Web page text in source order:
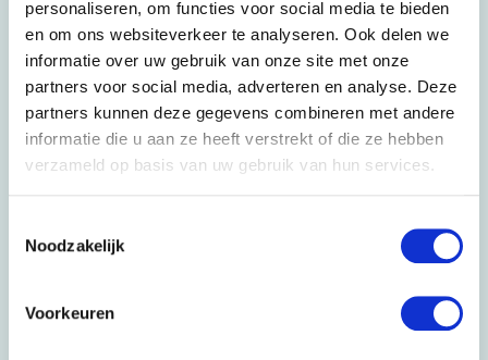
personaliseren, om functies voor social media te bieden
en om ons websiteverkeer te analyseren. Ook delen we
informatie over uw gebruik van onze site met onze
partners voor social media, adverteren en analyse. Deze
partners kunnen deze gegevens combineren met andere
informatie die u aan ze heeft verstrekt of die ze hebben
verzameld op basis van uw gebruik van hun services.
Noodzakelijk
Voorkeuren
Telefoonnummer
Bel mij terug!
Verhuisregisseur